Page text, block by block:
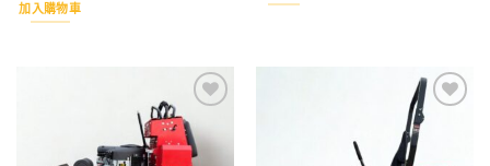
加入購物車
Add to
wishlist
Add to